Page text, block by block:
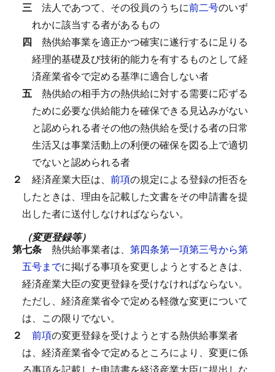
三 法人であつて、その役員のうちに前二号のいず
れかに該当する者があるもの
四 熱供給事業を適正かつ確実に遂行するに足りる
経理的基礎及び技術的能力を有するものとして経
済産業省令で定める基準に適合しない者
五 熱供給の相手方の熱供給に対する需要に応ずる
ために必要な供給能力を確保できる見込みがない
と認められる者その他の熱供給を受ける者の日常
生活又は事業活動上の利便の確保を図る上で適切
でないと認められる者
２ 経済産業大臣は、 前項の規定による登録の拒否を
したときは、理由を記載した文書をその申請書を提
出した者に送付しなければならない。
（変更登録等）
第七条 熱供給事業者は、 第四条第一項第三号から第
五号までに掲げる事項を変更しようとするときは、
経済産業大臣の変更登録を受けなければならない。
ただし、経済産業省令で定める軽微な変更について
は、この限りでない。
２ 前項の変更登録を受けようとする熱供給事業者
は、経済産業省令で定めるところにより、変更に係